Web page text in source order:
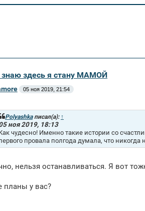
знаю здесь я стану МАМОЙ
05 ноя 2019, 21:54
Polyashkaписал(а): ↑
ноя 2019, 18:13
чудесно! Именно такие истории со
провала полгода думала, что
нельзя останавливаться. Я вот
планы у вас?